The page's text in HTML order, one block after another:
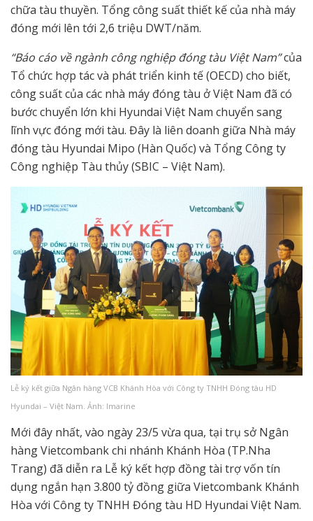
chữa tàu thuyền. Tổng công suất thiết kế của nhà máy
đóng mới lên tới 2,6 triệu DWT/năm.
“Báo cáo về ngành công nghiệp đóng tàu Việt Nam”của
Tổ chức hợp tác và phát triển kinh tế (OECD) cho biết,
công suất của các nhà máy đóng tàu ở Việt Nam đã có
bước chuyển lớn khi Hyundai Việt Nam chuyển sang
lĩnh vực đóng mới tàu. Đây là liên doanh giữa Nhà máy
đóng tàu Hyundai Mipo (Hàn Quốc) và Tổng Công ty
Công nghiệp Tàu thủy (SBIC – Việt Nam).
Lễ ký kết giữa Ngân hàng VCB Khánh Hòa với Công ty TNHH Đóng tàu HD
Hyundai – Việt Nam. Ảnh: Imarine
Mới đây nhất, vào ngày 23/5 vừa qua, tại trụ sở Ngân
hàng Vietcombank chi nhánh Khánh Hòa (TP.Nha
Trang) đã diễn ra Lễ ký kết hợp đồng tài trợ vốn tín
dụng ngắn hạn 3.800 tỷ đồng giữa Vietcombank Khánh
Hòa với Công ty TNHH Đóng tàu HD Hyundai Việt Nam.